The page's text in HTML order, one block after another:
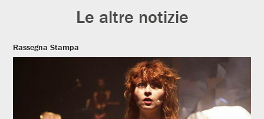
Le altre notizie
Rassegna Stampa